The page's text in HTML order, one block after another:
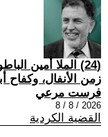
(24) الملا أمين
زمن الأنفال، وكفاح
فرست مرعي
2026 / 8 / 8
القضية الكردية